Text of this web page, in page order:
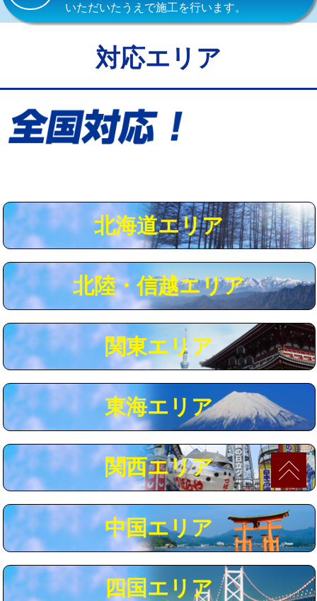
給水管工事※（バンド止め) 3,300円
給水管工事※（保温材使用（バンド止
5,500円
給水管工事※（土の掘削・埋め戻し作
業)
用（追加）/3ｍ超え)
給水管工事※（ライニング鋼管・銅
44,000円
給水管工事※（ライニング鋼管・銅
管・ポリ管・HT管使用/3ｍ超え)
+8,800円
マス交換（土の掘削・埋め戻し作業） 11,000円~
マス交換（深さ50㎝未満） 55,000円
マス交換（深さ50㎝以上） 66,000円
コンクリート斫り（厚さ10㎝まで） 27,500円
コンクリート斫り（厚さ10㎝超え） 38,500円
モルタル補修（厚さ10㎝まで） 27,500円
追加人工 16,500円
※給水管工事は20mmまでの価格です。
いただいたうえで施工を行います。
対応エリア
北海道エリア
北陸・信越エリア
関東エリア
東海エリア
関西エリア
中国エリア
四国エリア